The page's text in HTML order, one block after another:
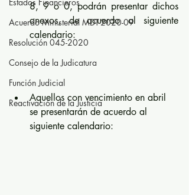
Acuerdo Ministerial MDT-2020-09
Resolución 045-2020
Consejo de la Judicatura
Función Judicial
Reactivación de la Justicia
8, 9 o 0, podrán presentar dichos
anexos, de acuerdo al siguiente
calendario:
Aquellos con vencimiento en abril
se presentarán de acuerdo al
siguiente calendario: